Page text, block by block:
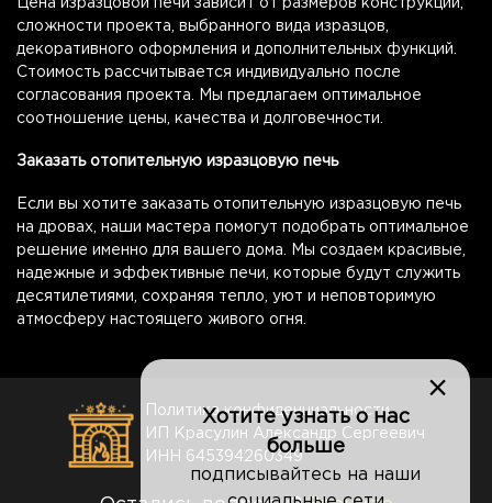
Цена изразцовой печи зависит от размеров конструкции,
сложности проекта, выбранного вида изразцов,
декоративного оформления и дополнительных функций.
Стоимость рассчитывается индивидуально после
согласования проекта. Мы предлагаем оптимальное
соотношение цены, качества и долговечности.
Заказать отопительную изразцовую печь
Если вы хотите заказать отопительную изразцовую печь
на дровах, наши мастера помогут подобрать оптимальное
решение именно для вашего дома. Мы создаем красивые,
надежные и эффективные печи, которые будут служить
десятилетиями, сохраняя тепло, уют и неповторимую
атмосферу настоящего живого огня.
Политика конфиденциальности
ИП Красулин Александр Сергеевич
ИНН 645394260349
×
Хотите узнать о нас
больше
подписывайтесь на наши